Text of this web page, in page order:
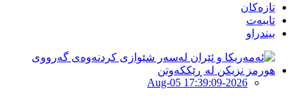
تازەکان
تایبەت
بیندراو
2026-Aug-05 17:39:09